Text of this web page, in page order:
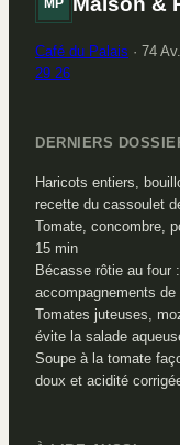
MP
Café du Palais · 74
29 26
DERNIERS
Haricots entiers,
recette du cassoulet
Tomate, concombre,
15 min
Bécasse rôtie au four
accompagnements de
Tomates juteuses,
évite la salade
Soupe à la tomate
doux et acidité